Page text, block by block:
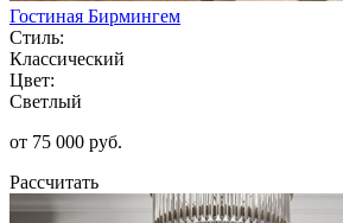
Гостиная Бирмингем
Стиль:
Классический
Цвет:
Светлый
от 75 000 руб.
Рассчитать